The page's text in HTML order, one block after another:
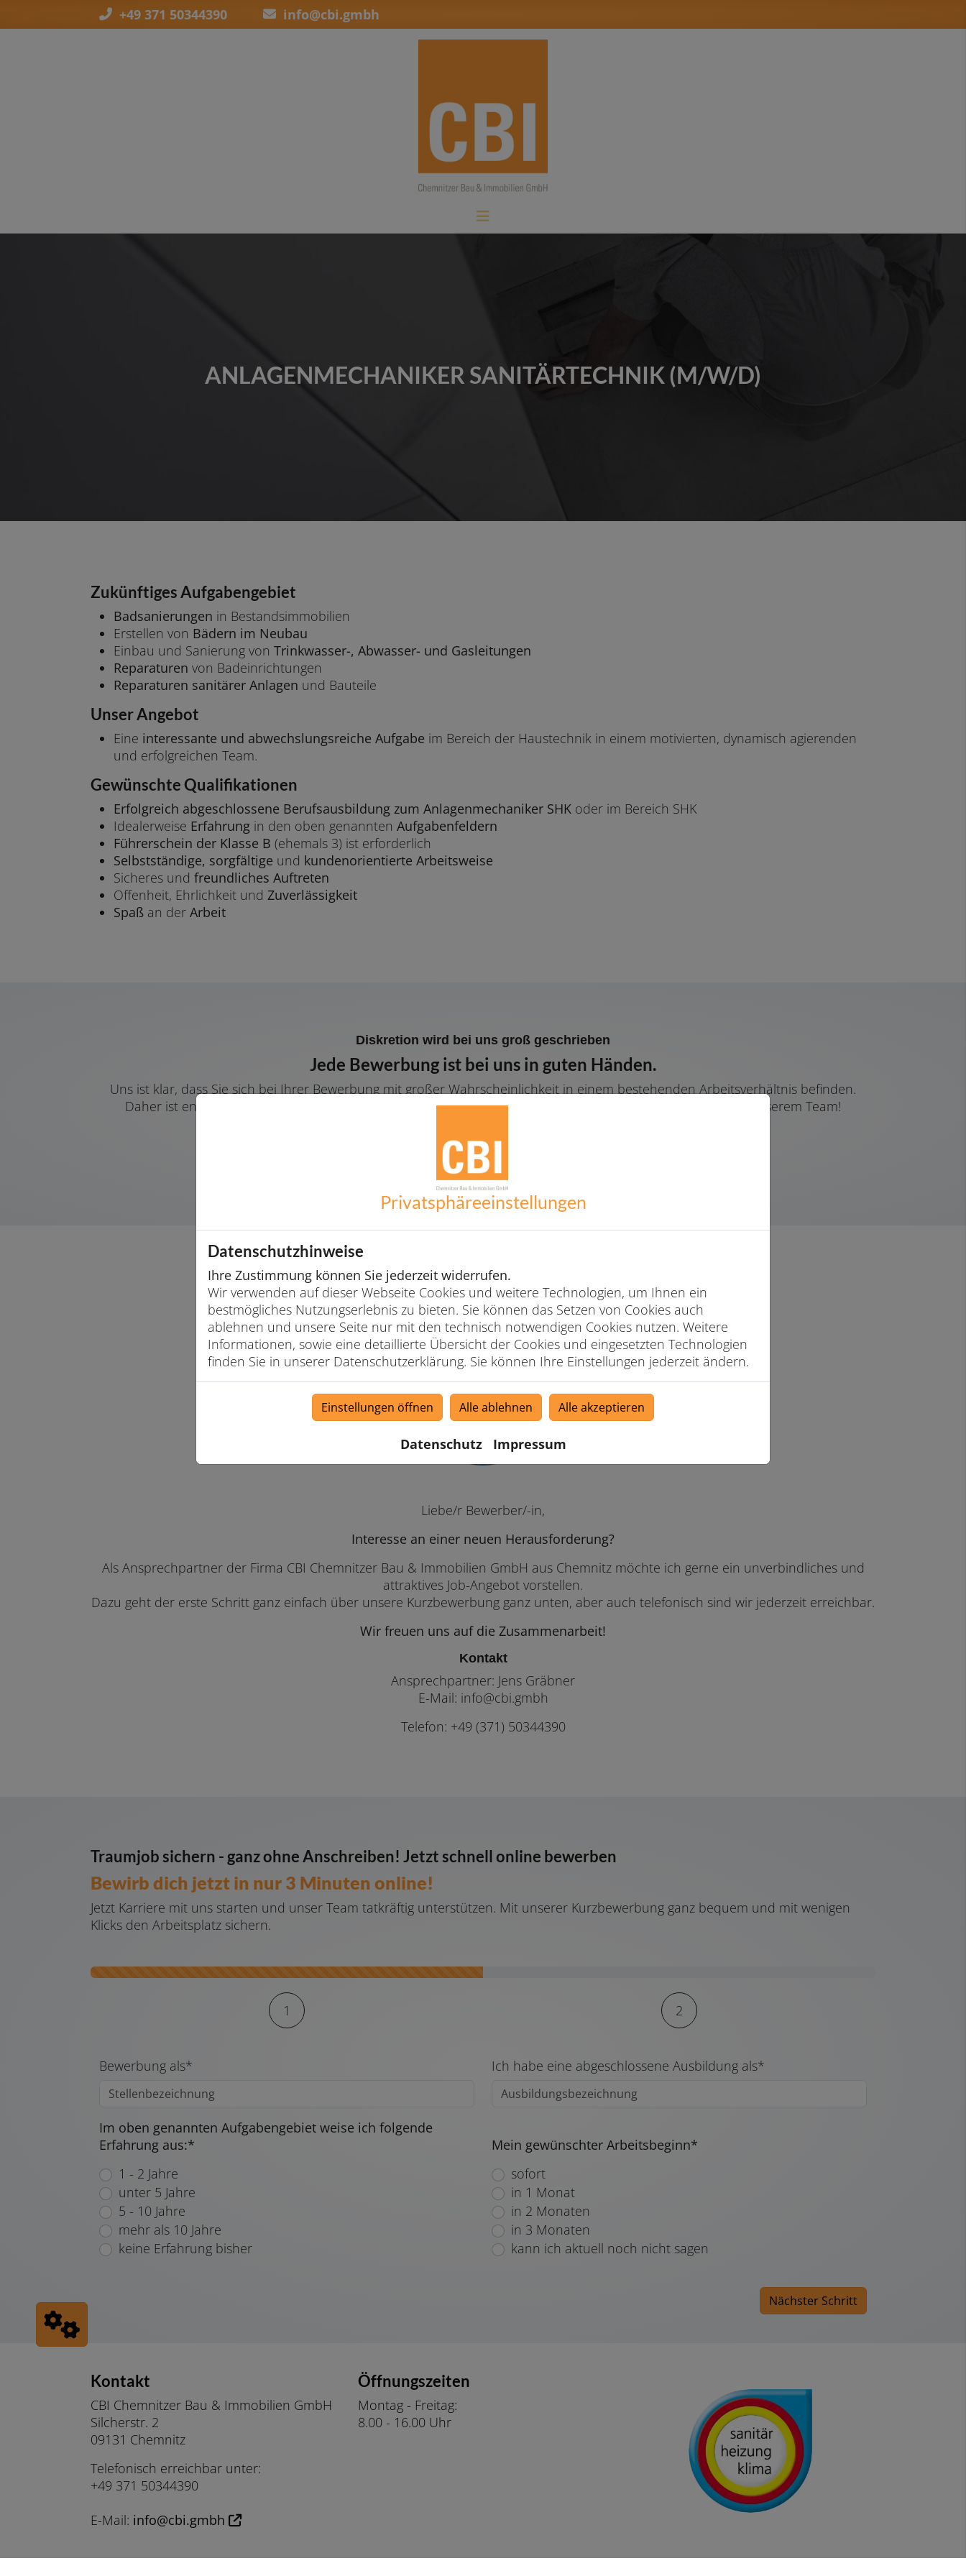
+49 371 50344390 info@cbi.gmbh
ANLAGENMECHANIKER SANITÄRTECHNIK (M/W/D)
Zukünftiges Aufgabengebiet
Badsanierungen in Bestandsimmobilien
Erstellen von Bädern im Neubau
Einbau und Sanierung von Trinkwasser-, Abwasser- und Gasleitungen
Reparaturen von Badeinrichtungen
Reparaturen sanitärer Anlagen und Bauteile
Unser Angebot
Eine interessante und abwechslungsreiche Aufgabe im Bereich der Haustechnik in einem motivierten, dynamisch agierenden
und erfolgreichen Team.
Gewünschte Qualifikationen
Erfolgreich abgeschlossene Berufsausbildung zum Anlagenmechaniker SHK oder im Bereich SHK
Idealerweise Erfahrung in den oben genannten Aufgabenfeldern
Führerschein der Klasse B (ehemals 3) ist erforderlich
Selbstständige, sorgfältige und kundenorientierte Arbeitsweise
Sicheres und freundliches Auftreten
Offenheit, Ehrlichkeit und Zuverlässigkeit
Spaß an der Arbeit
Diskretion wird bei uns groß geschrieben
Jede Bewerbung ist bei uns in guten Händen.
Uns ist klar, dass Sie sich bei Ihrer Bewerbung mit großer Wahrscheinlichkeit in einem bestehenden Arbeitsverhältnis befinden.
Daher ist entsprechende Diskretion selbstverständlich. Wir freuen uns über kompetente Unterstützung in unserem Team!
Zum Bewerbungsformular
Persönlicher Ansprechpartner
Liebe/r Bewerber/-in,
Interesse an einer neuen Herausforderung?
Als Ansprechpartner der Firma CBI Chemnitzer Bau & Immobilien GmbH aus Chemnitz möchte ich gerne ein unverbindliches und
attraktives Job-Angebot vorstellen.
Dazu geht der erste Schritt ganz einfach über unsere Kurzbewerbung ganz unten, aber auch telefonisch sind wir jederzeit erreichbar.
Wir freuen uns auf die Zusammenarbeit!
Kontakt
Ansprechpartner: Jens Gräbner
E-Mail: info@cbi.gmbh
Telefon: +49 (371) 50344390
Traumjob sichern - ganz ohne Anschreiben! Jetzt schnell online bewerben
Bewirb dich jetzt in nur 3 Minuten online!
Jetzt Karriere mit uns starten und unser Team tatkräftig unterstützen. Mit unserer Kurzbewerbung ganz bequem und mit wenigen
Klicks den Arbeitsplatz sichern.
1 2
Bewerbung als* Ich habe eine abgeschlossene Ausbildung als*
Im oben genannten Aufgabengebiet weise ich folgende
Erfahrung aus:*
1 - 2 Jahre
unter 5 Jahre
5 - 10 Jahre
mehr als 10 Jahre
keine Erfahrung bisher
Mein gewünschter Arbeitsbeginn*
sofort
in 1 Monat
in 2 Monaten
in 3 Monaten
kann ich aktuell noch nicht sagen
Nächster Schritt
Footer - Kontaktdaten und Öffnungszeiten
Kontakt
CBI Chemnitzer Bau & Immobilien GmbH
Silcherstr. 2
09131 Chemnitz
Telefonisch erreichbar unter:
+49 371 50344390
E-Mail: info@cbi.gmbh
Öffnungszeiten
Montag - Freitag:
8.00 - 16.00 Uhr
Privatsphäre­einstellungen
Datenschutzhinweise
Ihre Zustimmung können Sie jederzeit widerrufen.
Wir verwenden auf dieser Webseite Cookies und weitere Technologien, um Ihnen ein
bestmögliches Nutzungserlebnis zu bieten. Sie können das Setzen von Cookies auch
ablehnen und unsere Seite nur mit den technisch notwendigen Cookies nutzen. Weitere
Informationen, sowie eine detaillierte Übersicht der Cookies und eingesetzten Technologien
finden Sie in unserer Datenschutzerklärung. Sie können Ihre Einstellungen jederzeit ändern.
Einstellungen öffnen Alle ablehnen Alle akzeptieren
Datenschutz Impressum